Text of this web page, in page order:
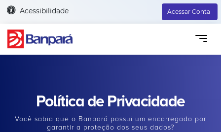
Acessibilidade Acessar Conta
Política de Privacidade
Você sabia que o Banpará possui um encarregado por
garantir a proteção dos seus dados?